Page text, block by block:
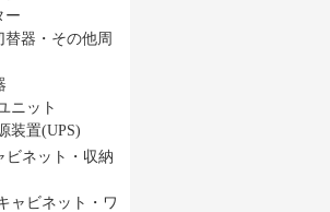
ー
替器・その他周
ニット
装置(UPS)
ビネット・収納
ャビネット・ワ